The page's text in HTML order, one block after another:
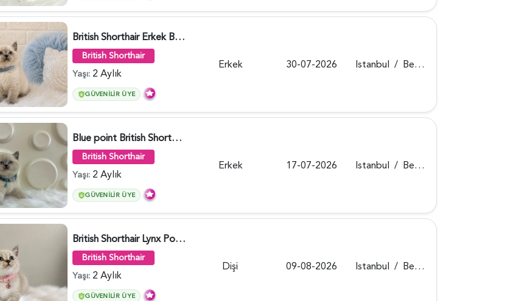
British Shorthair Erkek Bluepoint 2 Aylık - 4448
British Shorthair
Yaşı: 2 Aylık
GÜVENILIR ÜYE
Erkek 30-07-2026 Istanbul / Beykoz
Blue point British Shorthair Kedim 2 Aylık - 4132
British Shorthair
Yaşı: 2 Aylık
GÜVENILIR ÜYE
Erkek 17-07-2026 Istanbul / Beykoz
British Shorthair Lynx Point Dişi Yavrumuz Yuva Arıyor - 5148
British Shorthair
Yaşı: 2 Aylık
GÜVENILIR ÜYE
Dişi 09-08-2026 Istanbul / Beykoz